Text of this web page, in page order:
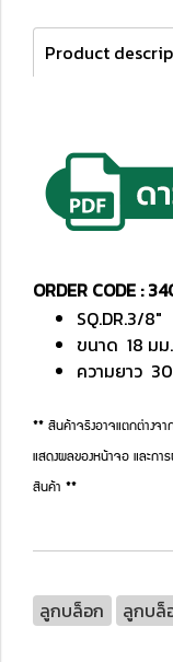
Product
ORDER CODE :
SQ.DR.3/8"
ขนาด 18 มม.
ความยาว
** สินค้าจริงอาจแตกต่างจา
แสดงผลของหน้าจอ และก
สินค้า **
ลูกบล็อก ลูกบล็